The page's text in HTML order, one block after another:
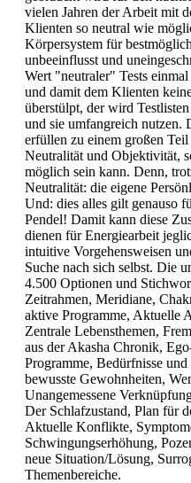
vielen Jahren der Arbeit mit
Klienten so neutral wie
Körpersystem für
unbeeinflusst und
Wert "neutraler" Tests
und damit dem Klienten
überstülpt, der wird
und sie umfangreich nutzen.
erfüllen zu einem großen
Neutralität und Objektivität,
möglich sein kann. Denn,
Neutralität: die eigene
Und: dies alles gilt genauso
Pendel! Damit kann diese
dienen für Energiearbeit
intuitive Vorgehensweisen
Suche nach sich selbst. Die
4.500 Optionen und
Zeitrahmen, Meridiane,
aktive Programme, Aktuelle
Zentrale Lebensthemen,
aus der Akasha Chronik,
Programme, Bedürfnisse
bewusste Gewohnheiten,
Unangemessene
Der Schlafzustand, Plan für
Aktuelle Konflikte,
Schwingungserhöhung,
neue Situation/Lösung,
Themenbereiche.